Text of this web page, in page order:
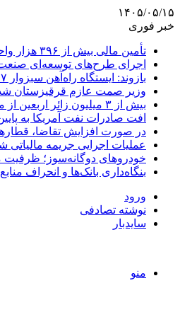
۱۴۰۵/۰۵/۱۵
خبر فوری
تأمین مالی بیش از ۳۹۶ هزار واحد نهضت ملی توسط بانک مسکن
اجرای طرح‌های توسعه‌ای صنعت
بازوند: ایستگاه راه‌آهن سبزوار ۴۷ درصد پیشرفت فیزیکی دارد
وزیر صمت عازم قرقیزستان
بیش از ۳ میلیون زائر اربعین از مرزهای زمینی کشور خارج شدند
افت صادرات نفت آمریکا به پایین‌ترین
در صورت افزایش تقاضا،
عملیات اجرایی جریمه
خودروهای دوگانه‌سوز؛
بنگاه‌داری بانک‌ها و انحراف
ورود
نوشته تصادفی
سایدبار
منو